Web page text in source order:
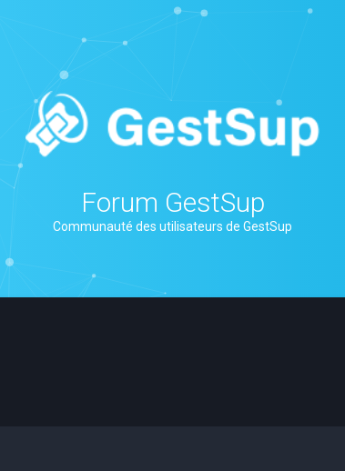
Forum GestSup
Communauté des utilisateurs de GestSup